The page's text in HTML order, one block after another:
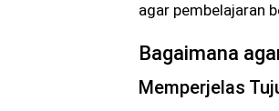
agar pembelajaran
Bagaimana
Memperjelas